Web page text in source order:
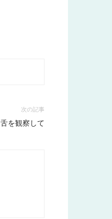
次の記事
舌を観察して